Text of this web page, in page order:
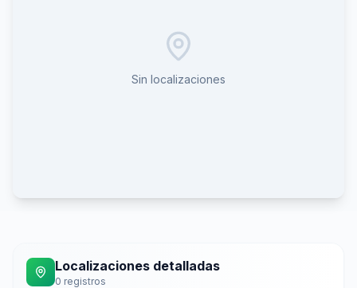
Sin localizaciones
Localizaciones detalladas
0 registros